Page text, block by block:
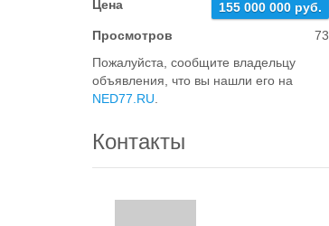
Цена
155 000 000 руб.
Просмотров
73
Пожалуйста, сообщите владельцу
объявления, что вы нашли его на
NED77.RU
Контакты